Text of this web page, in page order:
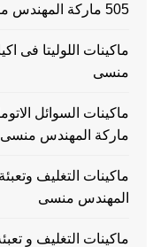
505 ماركة المهندس منسى
منسى
ماركة المهندس منسى
المهندس منسى